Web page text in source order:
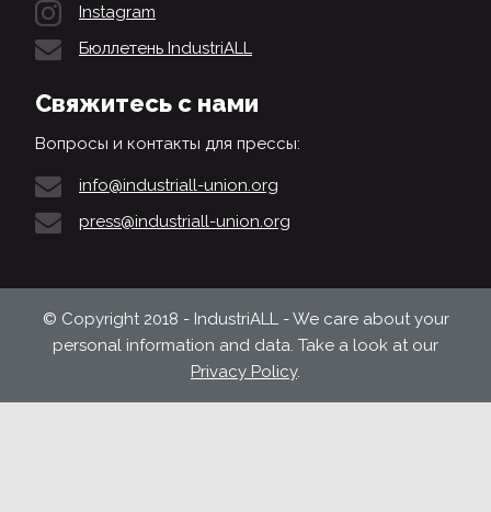
Instagram
Бюллетень IndustriALL
Свяжитесь с нами
Вопросы и контакты для прессы:
info@industriall-union.org
press@industriall-union.org
© Copyright 2018 - IndustriALL - We care about your
personal information and data. Take a look at our
Privacy Policy.